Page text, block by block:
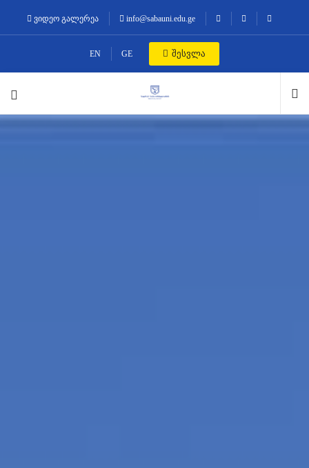
ვიდეო გალერეა info@sabauni.edu.ge
EN GE შესვლა